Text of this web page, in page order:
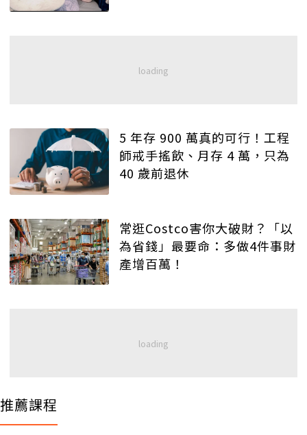
5 年存 900 萬真的可行！工程
師戒手搖飲、月存 4 萬，只為
40 歲前退休
常逛Costco害你大破財？「以
為省錢」最要命：多做4件事財
產增百萬！
推薦課程